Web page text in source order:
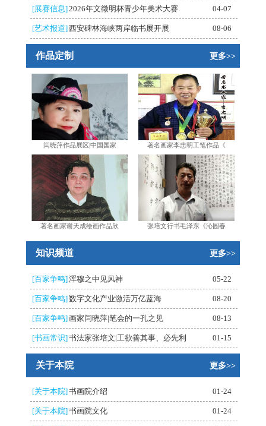
[展赛信息]2026年文徵明杯青少年美术大赛 04-07
[艺术报道]西安碑林海峡两岸临书展开展 08-06
作品定制 更多>>
闫晓萍作品展区|中国国家 著名画家李忠明工笔作品《
著名画家谢天成绘画作品欣 张培文行书毛泽东《沁园春
知识频道 更多>>
[百家争鸣]浑穆之中见风神 05-22
[百家争鸣]数字文化产业激活万亿蓝海 08-20
[百家争鸣]画家闫晓萍|笔会的一孔之见 08-13
[书画常识]书法家张培文|工欲善其事、必先利 01-15
关于本院 更多>>
[关于本院] 书画院介绍 01-24
[关于本院] 书画院文化 01-24